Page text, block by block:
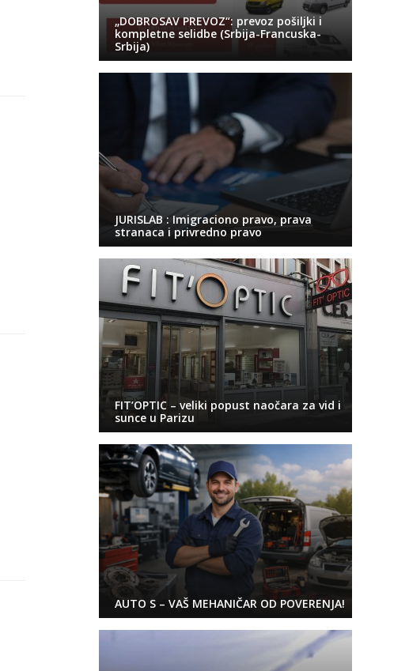
„DOBROSAV PREVOZ“: prevoz pošiljki i
kompletne selidbe (Srbija-Francuska-
Srbija)
JURISLAB : Imigraciono pravo, prava
stranaca i privredno pravo
FIT’OPTIC – veliki popust naočara za vid i
sunce u Parizu
AUTO S – VAŠ MEHANIČAR OD POVERENJA!